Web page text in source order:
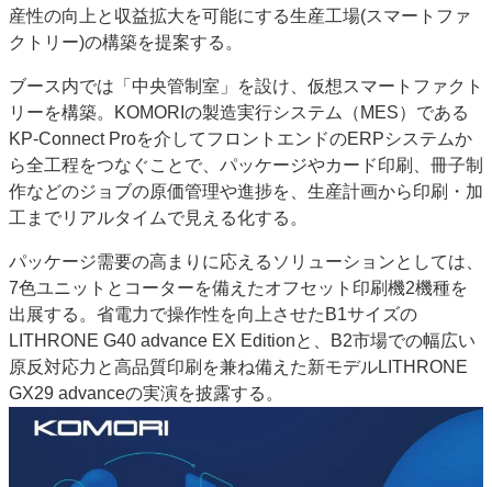
発刊案内
JFPI印刷用語集 印刷機材年鑑
運営
会社案内
購読・購入申し込み
サイトポリシー
お問い合わせ
産性の向上と収益拡大を可能にする生産工場(スマートファ
クトリー)の構築を提案する。
ブース内では「中央管制室」を設け、仮想スマートファクト
リーを構築。KOMORIの製造実行システム（MES）である
KP-Connect Proを介してフロントエンドのERPシステムか
ら全工程をつなぐことで、パッケージやカード印刷、冊子制
作などのジョブの原価管理や進捗を、生産計画から印刷・加
工までリアルタイムで見える化する。
パッケージ需要の高まりに応えるソリューションとしては、
7色ユニットとコーターを備えたオフセット印刷機2機種を
出展する。省電力で操作性を向上させたB1サイズの
LITHRONE G40 advance EX Editionと、B2市場での幅広い
原反対応力と高品質印刷を兼ね備えた新モデルLITHRONE
GX29 advanceの実演を披露する。